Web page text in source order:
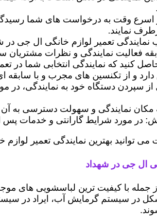
اسرع وقت به درخواست های شما
نمایند.
نمایندگی تعمیر لوازم خانگی ال جی در
فعالیت نمایندگی و نظرات مشتریان
کنید که نمایندگی انتخابی شما در
و از تکنسین های مجرب و با سابقه
از سپردن دستگاه خود به نمایندگی، در
نمایندگی و سهولت دسترسی به آن
مورد شرایط گارانتی و خدمات پس از
می توانید بهترین نمایندگی تعمیر
ال جی در شهداد
با کیفیت ترین لباسشویی های
در سیستم گرمایش آب، ایراد در